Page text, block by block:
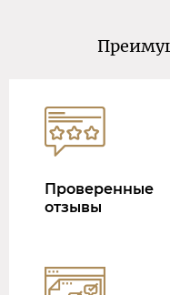
Проверенные
отзывы